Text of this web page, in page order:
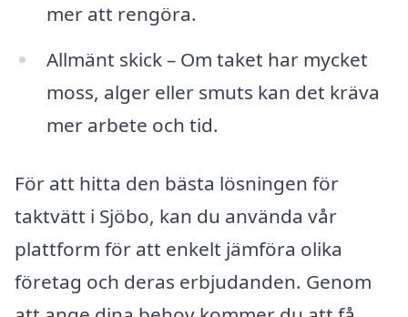
mer att rengöra.
Allmänt skick – Om taket har mycket
moss, alger eller smuts kan det kräva
mer arbete och tid.
För att hitta den bästa lösningen för
taktvätt i Sjöbo, kan du använda vår
plattform för att enkelt jämföra olika
företag och deras erbjudanden. Genom